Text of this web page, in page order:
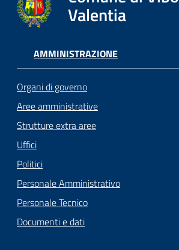
argomenti...
Seguici
su
Valentia
AMMINISTRAZIONE
Organi di governo
Aree amministrative
Strutture extra aree
Uffici
Politici
Personale Amministrativo
Personale Tecnico
Documenti e dati